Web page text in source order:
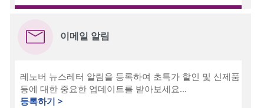
이메일 알림
레노버 뉴스레터 알림을 등록하여 초특가 할인 및 신제품
등에 대한 중요한 업데이트를 받아보세요...
등록하기 >